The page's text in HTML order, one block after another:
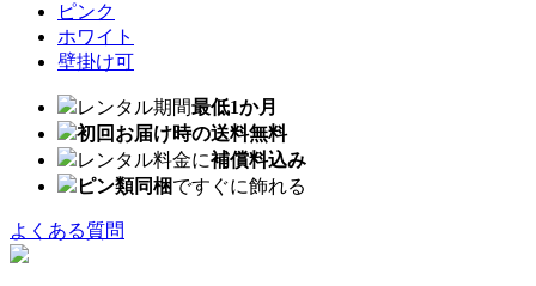
ピンク
ホワイト
壁掛け可
レンタル期間最低1か月
初回お届け時の送料無料
レンタル料金に補償料込み
ピン類同梱ですぐに飾れる
よくある質問